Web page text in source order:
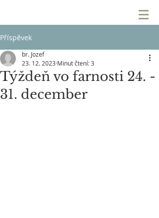
Příspěvek
Týždeň vo farnosti 24. -
31. december
br. Jozef
23. 12. 2023 Minut čtení: 3